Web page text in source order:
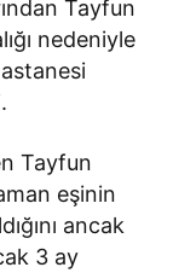
Tayfun
nedeniyle
Tayfun
eşinin
ancak
3 ay